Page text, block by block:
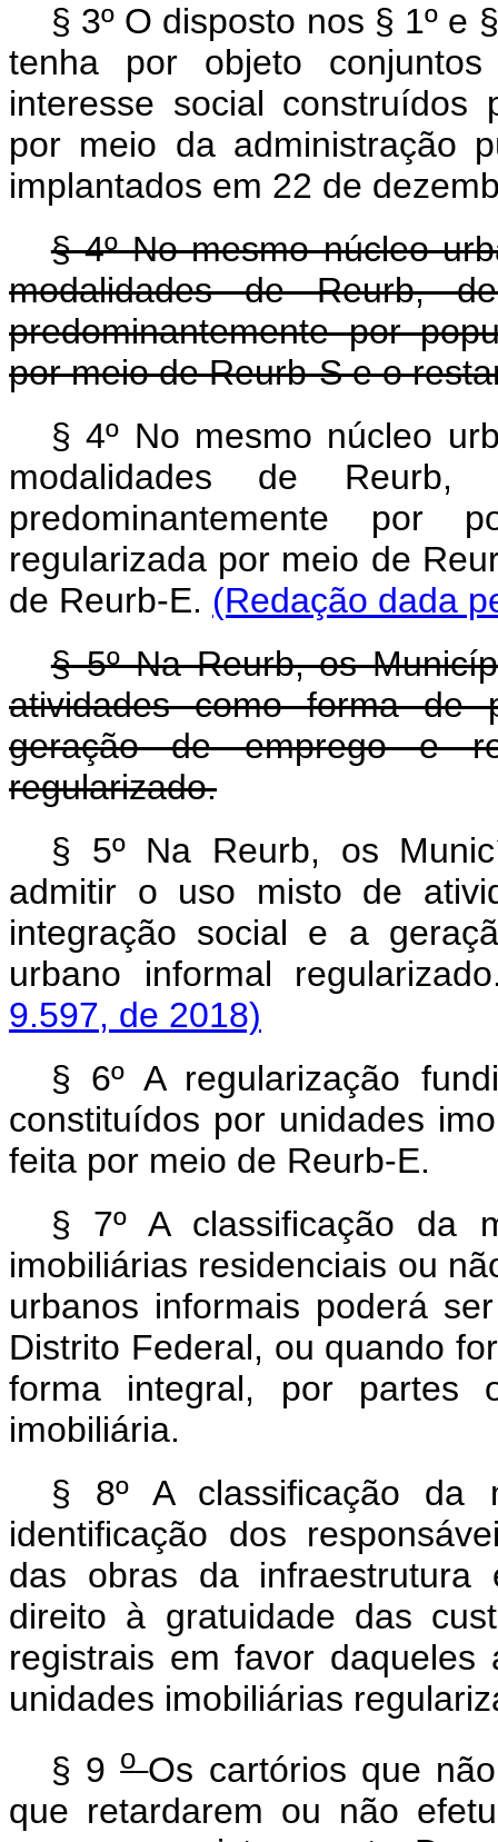
§ 3º O disposto nos § 1º e
tenha por objeto
interesse social construídos
por meio da administração
implantados em 22 de
§ 4º No mesmo núcleo
modalidades de Reurb,
predominantemente por
por meio de Reurb-S e o
§ 4º No mesmo núcleo
modalidades de
predominantemente por
regularizada por meio de
de Reurb-E. (Redação dada
§ 5º Na Reurb, os
atividades como forma de
geração de emprego e
regularizado.
§ 5º Na Reurb, os
admitir o uso misto de
integração social e a
urbano informal
9.597, de 2018)
§ 6º A regularização
constituídos por unidades
feita por meio de Reurb-E.
§ 7º A classificação da
imobiliárias residenciais ou
urbanos informais poderá
Distrito Federal, ou quando
forma integral, por partes
imobiliária.
§ 8º A classificação da
identificação dos
das obras da infraestrutura
direito à gratuidade das
registrais em favor
unidades imobiliárias
§ 9o Os cartórios que
que retardarem ou não